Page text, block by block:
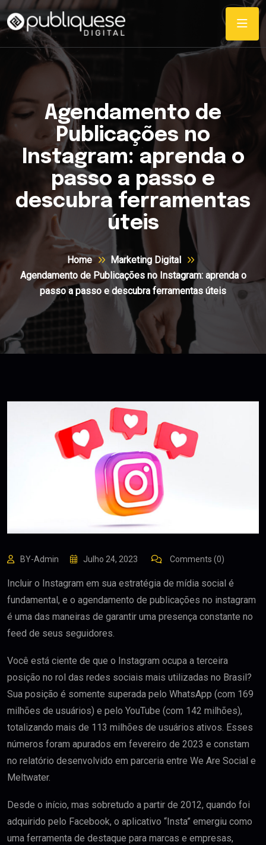
Agendamento de
Publicações no
Instagram: aprenda o
passo a passo e
descubra ferramentas
úteis
Home
Marketing Digital
Agendamento de Publicações no Instagram: aprenda o
passo a passo e descubra ferramentas úteis
BY-Admin Julho 24, 2023 Comments (0)
Incluir o Instagram em sua estratégia de mídia social é
fundamental, e o agendamento de publicações no instagram
é uma das maneiras de garantir uma presença constante no
feed de seus seguidores.
Você está ciente de que o Instagram ocupa a terceira
posição no rol das redes sociais mais utilizadas no Brasil?
Sua posição é somente superada pelo WhatsApp (com 169
milhões de usuários) e pelo YouTube (com 142 milhões),
totalizando mais de 113 milhões de usuários ativos. Esses
números foram apurados em fevereiro de 2023 e constam
no relatório desenvolvido em parceria entre We Are Social e
Meltwater.
Desde o início, mas sobretudo a partir de 2012, quando foi
adquirido pelo Facebook, o aplicativo “Insta” emergiu como
uma ferramenta de destaque para marcas e empresas,